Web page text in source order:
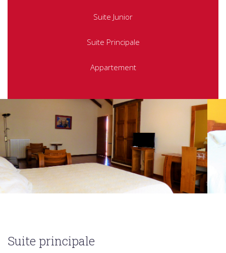
Suite Junior
Suite Principale
Appartement
Suite principale